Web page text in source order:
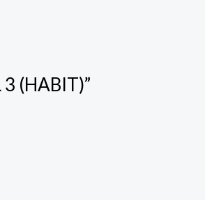
(HABIT)”